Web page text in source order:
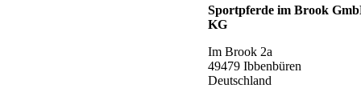
Sportpferde im Brook
KG
Im Brook 2a
49479 Ibbenbüren
Deutschland